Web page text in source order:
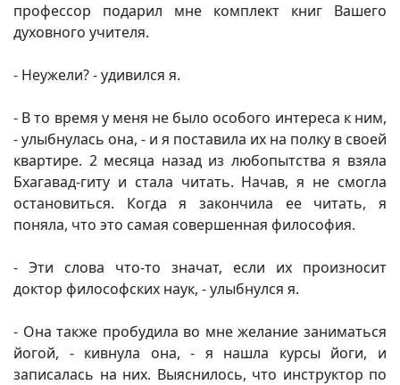
профессор подарил мне комплект книг Вашего
духовного учителя.
- Неужели? - удивился я.
- В то время у меня не было особого интереса к ним,
- улыбнулась она, - и я поставила их на полку в своей
квартире. 2 месяца назад из любопытства я взяла
Бхагавад-гиту и стала читать. Начав, я не смогла
остановиться. Когда я закончила ее читать, я
поняла, что это самая совершенная философия.
- Эти слова что-то значат, если их произносит
доктор философских наук, - улыбнулся я.
- Она также пробудила во мне желание заниматься
йогой, - кивнула она, - я нашла курсы йоги, и
записалась на них. Выяснилось, что инструктор по